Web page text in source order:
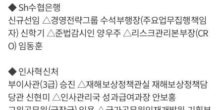
◆ Sh수협은행
신규선임 △경영전략그룹 수석부행장(주요업무집행책임
자) 신학기 △준법감시인 양우주 △리스크관리본부장(CR
O) 임동훈
◆ 인사혁신처
부이사관(3급) 승진 △재해보상정책관실 재해보상정책담
당관 신현미 △인사관리국 성과급여과장 안보홍